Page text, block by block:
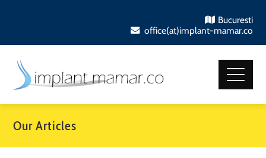
Bucuresti
office(at)implant-mamar.co
Our Articles